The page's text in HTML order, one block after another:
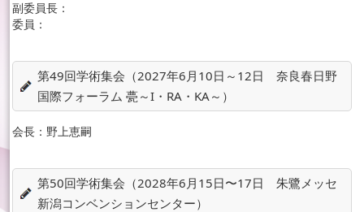
副委員長：
委員：
第49回学術集会（2027年6月10日～12日 奈良春日野
国際フォーラム 甍～I・RA・KA～）
会長： 野上恵嗣
第50回学術集会（2028年6⽉15⽇〜17⽇ 朱鷺メッセ
新潟コンベンションセンター）